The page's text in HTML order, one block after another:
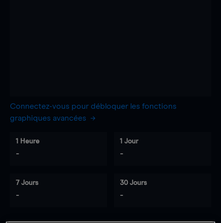
Connectez-vous pour débloquer les fonctions
graphiques avancées
1 Heure
-
1 Jour
-
7 Jours
-
30 Jours
-